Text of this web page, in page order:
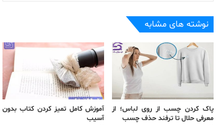
نوشته های مشابه
پاک کردن چسب از روی لباس؛ از
معرفی حلال تا ترفند‌ حذف چسب
آموزش کامل تمیز کردن کتاب بدون
آسیب